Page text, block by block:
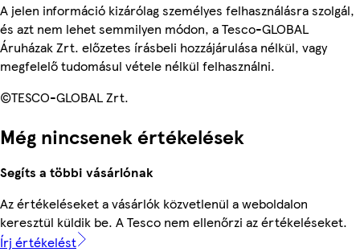
A jelen információ kizárólag személyes felhasználásra szolgál,
és azt nem lehet semmilyen módon, a Tesco-GLOBAL
Áruházak Zrt. előzetes írásbeli hozzájárulása nélkül, vagy
megfelelő tudomásul vétele nélkül felhasználni.
©TESCO-GLOBAL Zrt.
Még nincsenek értékelések
Segíts a többi vásárlónak
Az értékeléseket a vásárlók közvetlenül a weboldalon
keresztül küldik be. A Tesco nem ellenőrzi az értékeléseket.
Írj értékelést